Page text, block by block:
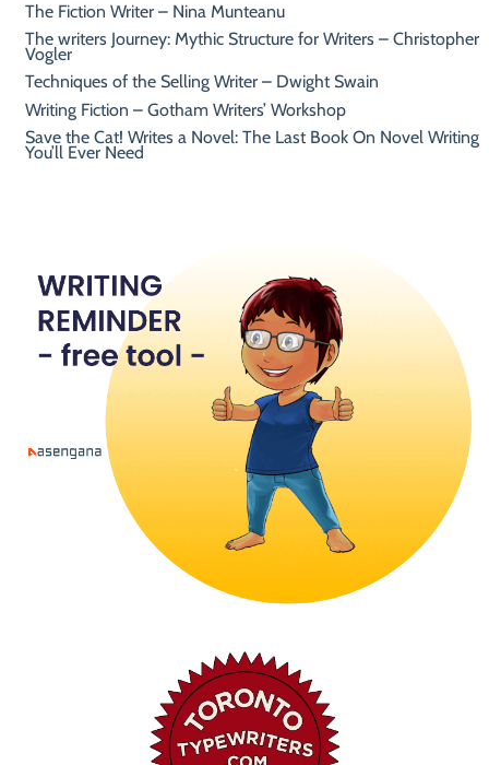
The Fiction Writer – Nina Munteanu
The writers Journey: Mythic Structure for Writers – Christopher
Vogler
Techniques of the Selling Writer – Dwight Swain
Writing Fiction – Gotham Writers’ Workshop
Save the Cat! Writes a Novel: The Last Book On Novel Writing
You’ll Ever Need